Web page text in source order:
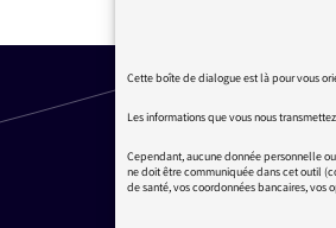
Cette boîte de dialogue est là pour vous
Les informations que vous nous
Cependant, aucune donnée personnelle
ne doit être communiquée dans cet outil
de santé, vos coordonnées bancaires, vos